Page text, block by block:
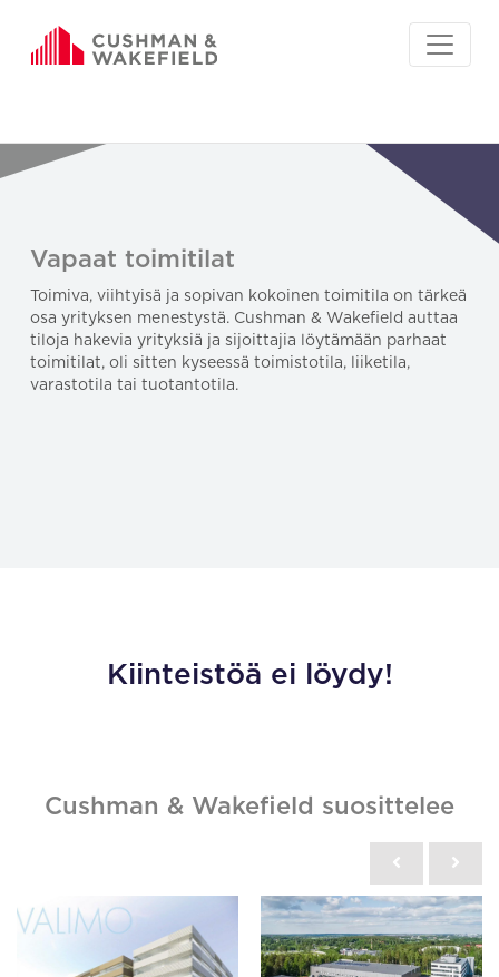
Vapaat toimitilat
Toimiva, viihtyisä ja sopivan kokoinen toimitila on tärkeä
osa yrityksen menestystä. Cushman & Wakefield auttaa
tiloja hakevia yrityksiä ja sijoittajia löytämään parhaat
toimitilat, oli sitten kyseessä toimistotila, liiketila,
varastotila tai tuotantotila.
Kiinteistöä ei löydy!
Cushman & Wakefield suosittelee